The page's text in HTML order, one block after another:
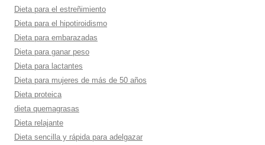
Dieta para el estreñimiento
Dieta para el hipotiroidismo
Dieta para embarazadas
Dieta para ganar peso
Dieta para lactantes
Dieta para mujeres de más de 50 años
Dieta proteica
dieta quemagrasas
Dieta relajante
Dieta sencilla y rápida para adelgazar